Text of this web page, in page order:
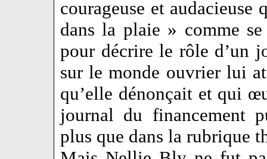
courageuse et
dans la plaie » comme
pour décrire le rôle d’un
sur le monde ouvrier lui
qu’elle dénonçait et qui
journal du financement
plus que dans la rubrique